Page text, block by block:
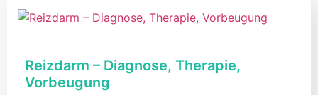
Reizdarm – Diagnose, Therapie,
Vorbeugung